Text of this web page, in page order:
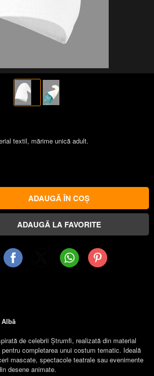
textil, mărime unică adult.
Facebook WhatsAppPinterest
de celebrii Ștrumfi, realizată din material
completarea unui costum tematic. Ideală
mascate, spectacole teatrale sau evenimente
desene animate.